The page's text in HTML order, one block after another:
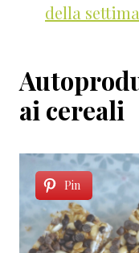
della
ai cereali
Pin